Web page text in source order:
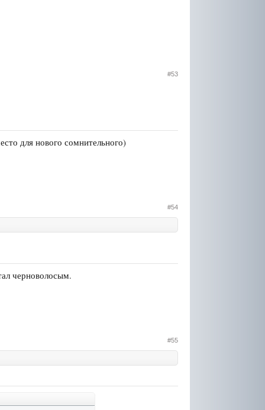
#53
для нового сомнительного)
#54
черноволосым.
#55